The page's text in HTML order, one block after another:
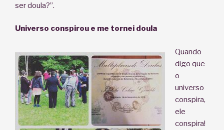
ser doula?”.
Universo conspirou e me tornei doula
Quando
digo que
o
universo
conspira,
ele
conspira!